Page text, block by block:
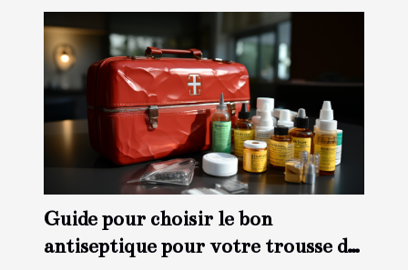
Guide pour choisir le bon
antiseptique pour votre trousse de